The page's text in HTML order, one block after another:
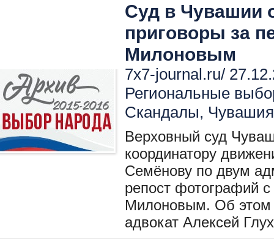
Суд в Чувашии
приговоры за
Милоновым
7x7-journal.ru/
Региональные
Скандалы, Чувашия
Верховный суд
координатору
Семёнову по двум
репост фотографий
Милоновым. Об этом
адвокат Алексей